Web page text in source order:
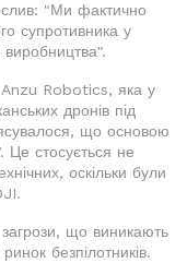
"Ми фактично
супротивника у
виробництва".
Anzu Robotics, яка у
дронів під
що основою
Це стосується не
оскільки були
що виникають
безпілотників.